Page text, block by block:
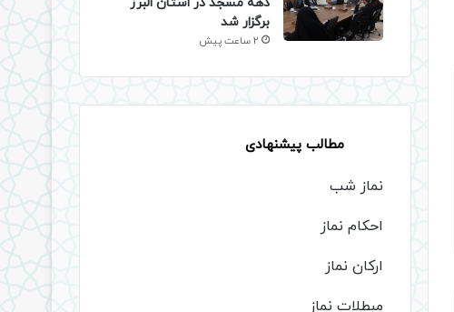
برگزار شد
2 ساعت پیش
مطالب پیشنهادی
نماز شب
احکام نماز
ارکان نماز
مبطلات نماز